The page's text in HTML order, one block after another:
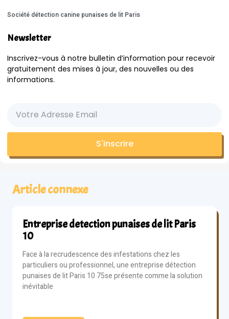
Société détection canine punaises de lit Paris
Newsletter
Inscrivez-vous à notre bulletin d’information pour recevoir
gratuitement des mises à jour, des nouvelles ou des
informations.
S'inscrire
Article connexe
Entreprise detection punaises de lit Paris
10
Face à la recrudescence des infestations chez les
particuliers ou professionnel, une entreprise détection
punaises de lit Paris 10 75se présente comme la solution
inévitable